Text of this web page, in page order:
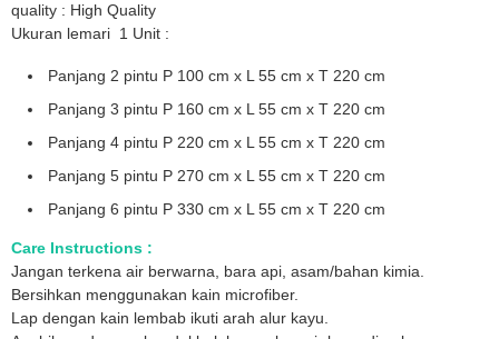
quality : High Quality
Ukuran lemari 1 Unit :
Panjang 2 pintu P 100 cm x L 55 cm x T 220 cm
Panjang 3 pintu P 160 cm x L 55 cm x T 220 cm
Panjang 4 pintu P 220 cm x L 55 cm x T 220 cm
Panjang 5 pintu P 270 cm x L 55 cm x T 220 cm
Panjang 6 pintu P 330 cm x L 55 cm x T 220 cm
Care Instructions :
Jangan terkena air berwarna, bara api, asam/bahan kimia.
Bersihkan menggunakan kain microfiber.
Lap dengan kain lembab ikuti arah alur kayu.